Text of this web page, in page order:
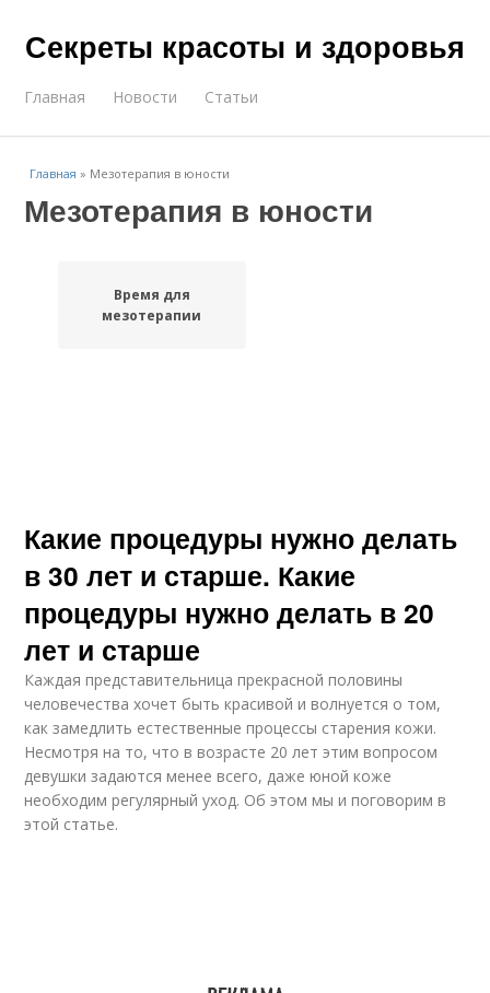
Секреты красоты и здоровья
Главная Новости Статьи
Главная » Мезотерапия в юности
Мезотерапия в юности
Время для
мезотерапии
Какие процедуры нужно делать
в 30 лет и старше. Какие
процедуры нужно делать в 20
лет и старше
Каждая представительница прекрасной половины
человечества хочет быть красивой и волнуется о том,
как замедлить естественные процессы старения кожи.
Несмотря на то, что в возрасте 20 лет этим вопросом
девушки задаются менее всего, даже юной коже
необходим регулярный уход. Об этом мы и поговорим в
этой статье.